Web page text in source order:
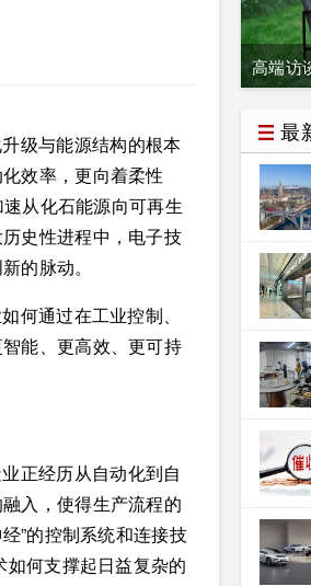
级与能源结构的根本
效率，更向着柔性
从化石能源向可再生
史性进程中，电子技
的脉动。
何通过在工业控制、
能、更高效、更可持
正经历从自动化到自
入，使得生产流程的
”的控制系统和连接技
何支撑起日益复杂的
高端访
最